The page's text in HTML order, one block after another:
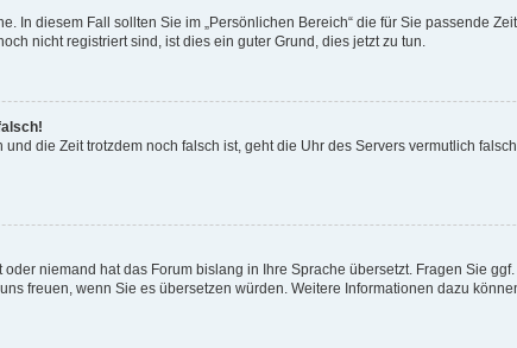
In diesem Fall sollten Sie im „Persönlichen Bereich“ die für Sie passende
nicht registriert sind, ist dies ein guter Grund, dies jetzt zu tun.
die Zeit trotzdem noch falsch ist, geht die Uhr des Servers vermutlich
niemand hat das Forum bislang in Ihre Sprache übersetzt. Fragen Sie
freuen, wenn Sie es übersetzen würden. Weitere Informationen dazu